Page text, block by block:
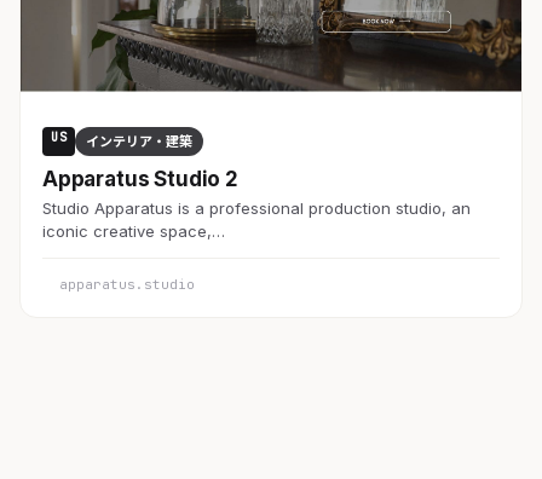
US インテリア・建築
Apparatus Studio 2
Studio Apparatus is a professional production studio, an
iconic creative space,…
apparatus.studio